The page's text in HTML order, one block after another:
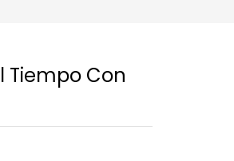
Tiempo Con